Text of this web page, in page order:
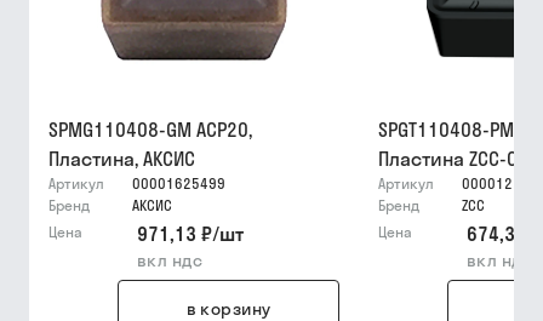
SPMG110408-GM ACP20,
Пластина, АКСИС
Артикул
00001625499
Бренд
АКСИС
Цена
971,13 ₽/шт
вкл ндс
в корзину
SPGT110408-PM
Пластина ZCC-CT
Артикул
Бренд
ZCC
Цена
674,36 ₽
вкл ндс